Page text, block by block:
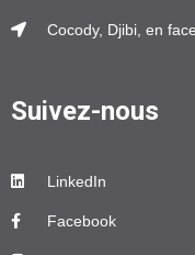
Cocody, Djibi, en
Suivez-nous
LinkedIn
Facebook